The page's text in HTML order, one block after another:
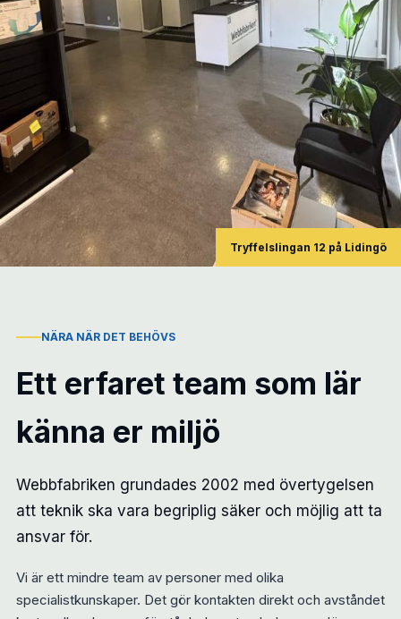
Tryffelslingan 12 på Lidingö
NÄRA NÄR DET BEHÖVS
Ett erfaret team som lär
känna er miljö
Webbfabriken grundades 2002 med övertygelsen
att teknik ska vara begriplig säker och möjlig att ta
ansvar för.
Vi är ett mindre team av personer med olika
specialistkunskaper. Det gör kontakten direkt och avståndet